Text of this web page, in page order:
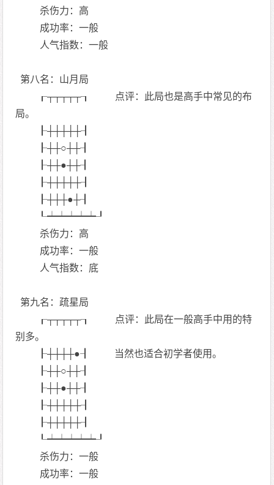
杀伤力：高
成功率：一般
人气指数：一般
第八名：山月局
┎┬┬┬┬┬┒ 点评：此局也是高手中常见的布
局。
┠┼┼┼┼┼┨
┠┼┼○┼┼┨
┠┼┼●┼┼┨
┠┼┼┼┼┼┨
┠┼┼┼●┼┨
┖┷┷┷┷┷┚
杀伤力：高
成功率：一般
人气指数：底
第九名：疏星局
┎┬┬┬┬┬┒ 点评：此局在一般高手中用的特
别多。
┠┼┼┼┼●┨ 当然也适合初学者使用。
┠┼┼○┼┼┨
┠┼┼●┼┼┨
┠┼┼┼┼┼┨
┠┼┼┼┼┼┨
┖┷┷┷┷┷┚
杀伤力：一般
成功率：一般